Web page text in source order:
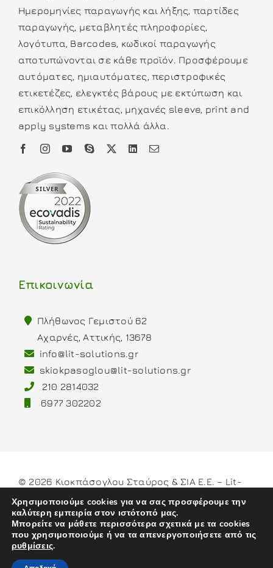
Ημερομηνίες παραγωγής και λήξης, παρτίδες
παραγωγής, μεταβλητές πληροφορίες,
λογότυπα, Barcodes, κωδικοί παραγωγής
αποτυπώνονται σε κάθε προϊόν. Προσφέρουμε
αυτόματες, ημιαυτόματες, περιστροφικές
ετικετέζες, ελεγκτές βάρους με εκτύπωση και
επικόλληση ετικέτας, μηχανές sleeve, print and
apply systems και πολλά άλλα.
Επικοινωνία
Πλήθωνος Γεμιστού 62
Αχαρνές, Αττικής, 13678
info@lit-solutions.gr
skiokpasoglou@lit-solutions.gr
210 2814032
6977 302202
© 2026 Κιοκπάσογλου Σταύρος & ΣΙΑ Ε.Ε. – Lit-
Χρησιμοποιούμε cookies για να σας προσφέρουμε την
καλύτερη εμπειρία στον ιστότοπό μας.
Μπορείτε να μάθετε περισσότερα σχετικά με τα cookies
που χρησιμοποιούμε ή να τα απενεργοποιήσετε από τις
ρυθμίσεις.